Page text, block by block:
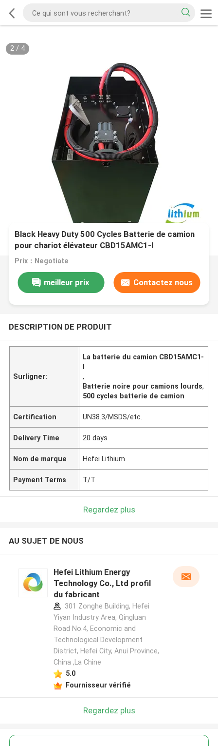
2/ 4
Black Heavy Duty 500 Cycles Batterie de camion
pour chariot élévateur CBD15AMC1-I
Prix：Negotiate
meilleur prix Contactez nous
DESCRIPTION DE PRODUIT
Surligner:
La batterie du camion CBD15AMC1-
I
,
Batterie noire pour camions lourds,
500 cycles batterie de camion
Certification UN38.3/MSDS/etc.
Delivery Time 20 days
Nom de marque Hefei Lithium
Payment Terms T/T
Regardez plus
AU SUJET DE NOUS
Hefei Lithium Energy
Technology Co., Ltd profil
du fabricant
301 Zonghe Building, Hefei
Yiyan Industry Area, Qingluan
Road No.4, Economic and
Technological Development
District, Hefei City, Anui Province,
China ,La Chine
5.0
Fournisseur vérifié
Regardez plus